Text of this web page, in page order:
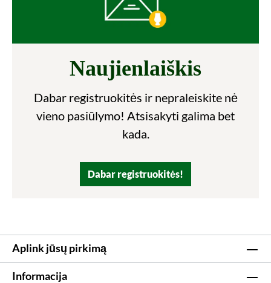
Naujienlaiškis
Dabar registruokitės ir nepraleiskite nė
vieno pasiūlymo! Atsisakyti galima bet
kada.
Dabar registruokitės!
Aplink jūsų pirkimą
Informacija